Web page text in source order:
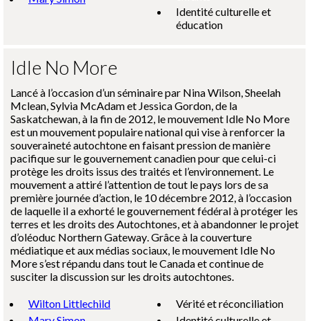
Identité culturelle et
éducation
Idle No More
Lancé à l’occasion d’un séminaire par Nina Wilson, Sheelah
Mclean, Sylvia McAdam et Jessica Gordon, de la
Saskatchewan, à la fin de 2012, le mouvement Idle No More
est un mouvement populaire national qui vise à renforcer la
souveraineté autochtone en faisant pression de manière
pacifique sur le gouvernement canadien pour que celui-ci
protège les droits issus des traités et l’environnement. Le
mouvement a attiré l’attention de tout le pays lors de sa
première journée d’action, le 10 décembre 2012, à l’occasion
de laquelle il a exhorté le gouvernement fédéral à protéger les
terres et les droits des Autochtones, et à abandonner le projet
d’oléoduc Northern Gateway. Grâce à la couverture
médiatique et aux médias sociaux, le mouvement Idle No
Mores’est répandu dans tout le Canada et continue de
susciter la discussion sur les droits autochtones.
Wilton Littlechild
Vérité et réconciliation